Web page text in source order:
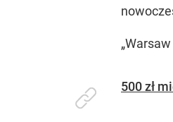
500 zł